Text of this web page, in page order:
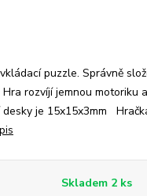
puzzle. Správně
rozvíjí jemnou motoriku
desky je 15x15x3mm
Skladem 2 ks